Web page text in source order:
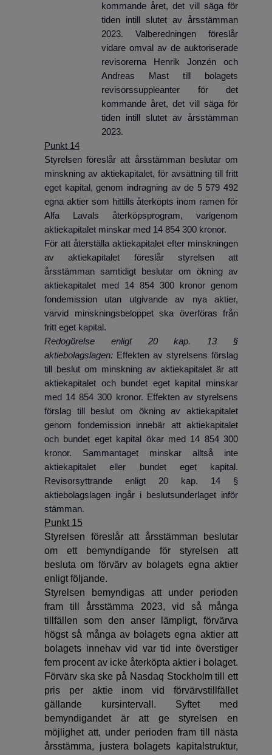
kommande året, det vill säga för
tiden intill slutet av årsstämman
2023. Valberedningen föreslår
vidare omval av de auktoriserade
revisorerna Henrik Jonzén och
Andreas Mast till bolagets
revisorssuppleanter för det
kommande året, det vill säga för
tiden intill slutet av årsstämman
2023.
Punkt 14
Styrelsen föreslår att årsstämman beslutar om
minskning av aktiekapitalet, för avsättning till fritt
eget kapital, genom indragning av de 5 579 492
egna aktier som hittills återköpts inom ramen för
Alfa Lavals återköpsprogram, varigenom
aktiekapitalet minskar med 14 854 300 kronor.
För att återställa aktiekapitalet efter minskningen
av aktiekapitalet föreslår styrelsen att
årsstämman samtidigt beslutar om ökning av
aktiekapitalet med 14 854 300 kronor genom
fondemission utan utgivande av nya aktier,
varvid minskningsbeloppet ska överföras från
fritt eget kapital.
Redogörelse enligt 20 kap. 13 §
aktiebolagslagen: Effekten av styrelsens förslag
till beslut om minskning av aktiekapitalet är att
aktiekapitalet och bundet eget kapital minskar
med 14 854 300 kronor. Effekten av styrelsens
förslag till beslut om ökning av aktiekapitalet
genom fondemission innebär att aktiekapitalet
och bundet eget kapital ökar med 14 854 300
kronor. Sammantaget minskar alltså inte
aktiekapitalet eller bundet eget kapital.
Revisorsyttrande enligt 20 kap. 14 §
aktiebolagslagen ingår i beslutsunderlaget inför
stämman.
Punkt 15
Styrelsen föreslår att årsstämman beslutar
om ett bemyndigande för styrelsen att
besluta om förvärv av bolagets egna aktier
enligt följande.
Styrelsen bemyndigas att under perioden
fram till årsstämma 2023, vid så många
tillfällen som den anser lämpligt, förvärva
högst så många av bolagets egna aktier att
bolagets innehav vid var tid inte överstiger
fem procent av icke återköpta aktier i bolaget.
Förvärv ska ske på Nasdaq Stockholm till ett
pris per aktie inom vid förvärvstillfället
gällande kursintervall. Syftet med
bemyndigandet är att ge styrelsen en
möjlighet att, under perioden fram till nästa
årsstämma, justera bolagets kapitalstruktur,